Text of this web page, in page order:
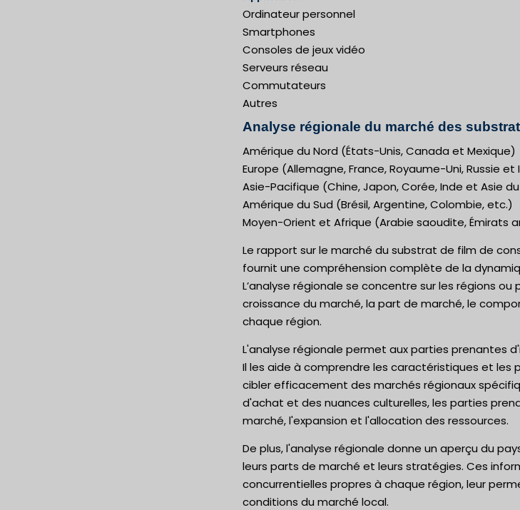
Ordinateur personnel
Smartphones
Consoles de jeux vidéo
Serveurs réseau
Commutateurs
Autres
Analyse régionale du marché des
Amérique du Nord (États-Unis, Canada et Mexique)
Europe (Allemagne, France, Royaume-Uni, Russie et
Asie-Pacifique (Chine, Japon, Corée, Inde et Asie
Amérique du Sud (Brésil, Argentine, Colombie, etc.)
Moyen-Orient et Afrique (Arabie saoudite, Émirats
Le rapport sur le marché du substrat de film de
fournit une compréhension complète de la
L’analyse régionale se concentre sur les régions
croissance du marché, la part de marché, le
chaque région.
L'analyse régionale permet aux parties prenantes
Il les aide à comprendre les caractéristiques et
cibler efficacement des marchés régionaux
d'achat et des nuances culturelles, les parties
marché, l'expansion et l'allocation des ressources.
De plus, l'analyse régionale donne un aperçu du
leurs parts de marché et leurs stratégies. Ces
concurrentielles propres à chaque région, leur
conditions du marché local.